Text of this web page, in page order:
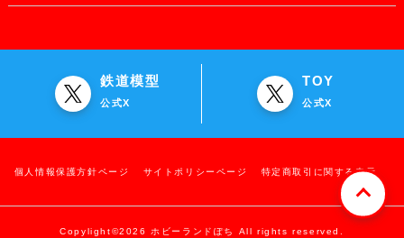
鉄道模型
公式X
TOY
公式X
個人情報保護方針ページ サイトポリシーページ 特定商取引に関する表示
Copylight©2026 ホビーランドぽち All rights reserved.